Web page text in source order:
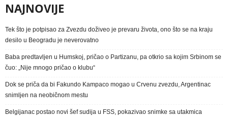
NAJNOVIJE
Tek što je potpisao za Zvezdu doživeo je prevaru života, ono što se na kraju
desilo u Beogradu je neverovatno
Baba predtavljen u Humskoj, pričao o Partizanu, pa otkrio sa kojim Srbinom se
čuo: „Nije mnogo pričao o klubu“
Dok se priča da bi Fakundo Kampaco mogao u Crvenu zvezdu, Argentinac
snimljen na neobičnom mestu
Belgijanac postao novi šef sudija u FSS, pokazivao snimke sa utakmica